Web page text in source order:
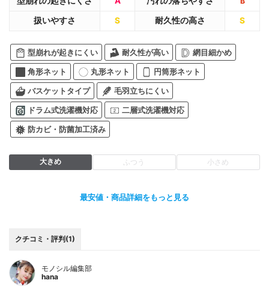
扱いやすさ S 耐久性の高さ S
型崩れが起きにくい 耐久性が高い 網目細かめ
角形ネット 丸形ネット 円筒形ネット
バスケットタイプ 毛羽立ちにくい
ドラム式洗濯機対応 二層式洗濯機対応
防カビ・防菌加工済み
大きめ ふつう 小さめ
最安値・商品詳細をもっと見る
クチコミ・評判(1)
モノシル編集部
hana